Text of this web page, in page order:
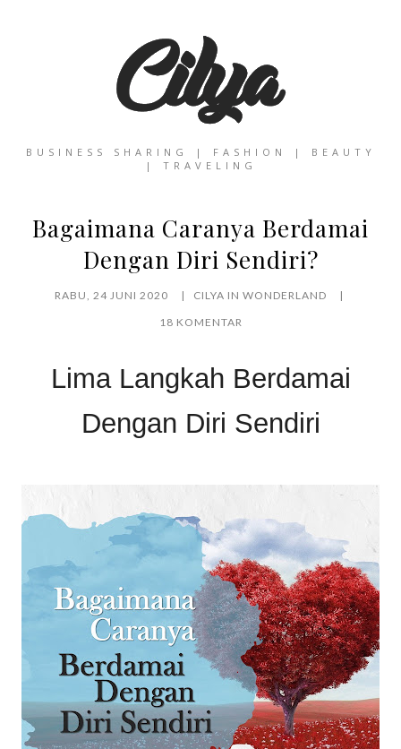
BUSINESS SHARING | FASHION | BEAUTY
| TRAVELING
Bagaimana Caranya Berdamai
Dengan Diri Sendiri?
RABU, 24 JUNI 2020
CILYA IN WONDERLAND
18 KOMENTAR
Lima Langkah Berdamai
Dengan Diri Sendiri